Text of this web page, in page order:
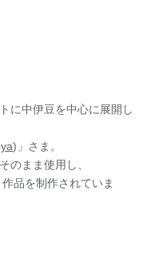
に中伊豆を中心に展開し
)」さま。
のまま使用し、
品を制作されていま